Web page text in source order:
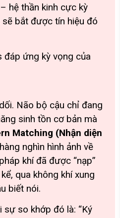
hệ thần kinh cực kỳ
bắt được tín hiệu đó
đáp ứng kỳ vọng của
Não bộ cậu chỉ đang
sinh tồn cơ bản mà
Matching (Nhận diện
nghìn hình ảnh về
khí đã được “nạp”
qua không khí xung
biết nói.
so khớp đó là: “Ký